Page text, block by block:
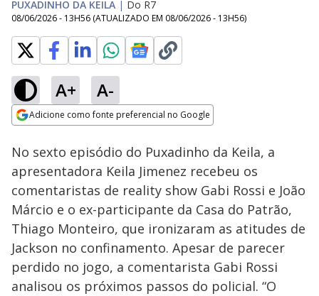
PUXADINHO DA KEILA | Do R7
08/06/2026 - 13H56 (ATUALIZADO EM 08/06/2026 - 13H56)
A+ A-
Adicione como fonte preferencial no Google
Ativar
Loaded
20.82%
No sexto episódio do Puxadinho da Keila, a
apresentadora Keila Jimenez recebeu os
comentaristas de reality show Gabi Rossi e João
Márcio e o ex-participante da Casa do Patrão,
Thiago Monteiro, que ironizaram as atitudes de
Jackson no confinamento. Apesar de parecer
perdido no jogo, a comentarista Gabi Rossi
analisou os próximos passos do policial. “O